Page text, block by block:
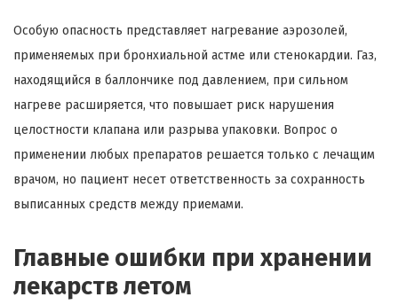
Особую опасность представляет нагревание аэрозолей,
применяемых при бронхиальной астме или стенокардии. Газ,
находящийся в баллончике под давлением, при сильном
нагреве расширяется, что повышает риск нарушения
целостности клапана или разрыва упаковки. Вопрос о
применении любых препаратов решается только с лечащим
врачом, но пациент несет ответственность за сохранность
выписанных средств между приемами.
Главные ошибки при хранении
лекарств летом